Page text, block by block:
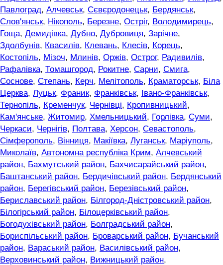
Павлоград, Алчевськ, Сєвєродонецьк, Бердянськ,
Слов'янськ, Нікополь, Березне, Остріг, Володимирець,
Гоща, Демидівка, Дубно, Дубровиця, Зарічне,
Здолбунів, Квасилів, Клевань, Клесів, Корець,
Костопіль, Мізоч, Млинів, Оржів, Острог, Радивилів,
Рафалівка, Томашгород, Рокитне, Сарни, Смига,
Соснове, Степань, Керч, Мелітополь, Краматорськ, Біла
Церква, Луцьк, Франик, Франківськ, Івано-Франківськ,
Тернопіль, Кременчук, Чернівці, Кропивницький,
Кам'янське, Житомир, Хмельницький, Горлівка, Суми,
Черкаси, Чернігів, Полтава, Херсон, Севастополь,
Сімферополь, Вінниця, Макіївка, Луганськ, Маріуполь,
Миколаїв, Автономна республіка Крим, Алчевський
район, Бахмутський район, Бахчисарайський район,
Баштанський район, Бердичівський район, Бердянський
район, Берегівський район, Березівський район,
Бериславський район, Білгород-Дністровський район,
Білогірський район, Білоцерківський район,
Богодухівський район, Болградський район,
Бориспільський район, Броварський район, Бучанський
район, Вараський район, Василівський район,
Верховинський район, Вижницький район,